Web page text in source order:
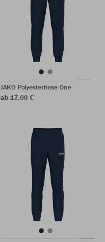
JAKO Polyesterhose One
ab 17,00 €